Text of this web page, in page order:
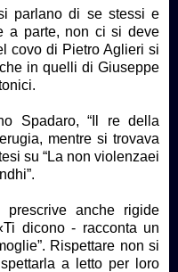
parlano di se stessi e
a parte, non ci si deve
covo di Pietro Aglieri si
in quelli di Giuseppe
Spadaro, “Il re della
mentre si trovava
su “La non violenzaei
prescrive anche rigide
dicono - racconta un
Rispettare non si
a letto per loro